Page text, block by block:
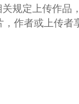
规定上传作品
作者或上传者